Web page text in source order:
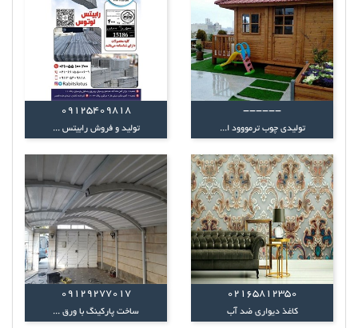
------
تولیدی چوب ترمووود ا...
09125409818
تولید و فروش رابیتس ...
02165812350
کاغذ دیواری ضد آب
09129277017
ساخت پارکینگ با ورق ...